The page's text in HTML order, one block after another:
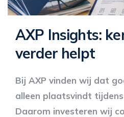
AXP Insights:
verder helpt
Bij AXP vinden wij dat
alleen plaatsvindt
Daarom investeren wij